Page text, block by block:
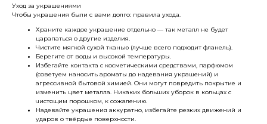
Уход за украшениями
Чтобы украшения были с вами долго: правила ухода.
Храните каждое украшение отдельно — так металл не будет
царапаться о другие изделия.
Чистите мягкой сухой тканью (лучше всего подходит фланель).
Берегите от воды и высокой температуры.
Избегайте контакта с косметическими средствами, парфюмом
(советуем наносить ароматы до надевания украшений) и
агрессивной бытовой химией. Они могут повредить покрытие и
изменить цвет металла. Никаких больших уборок в кольцах с
чистящим порошком, к сожалению.
Надевайте украшения аккуратно, избегайте резких движений и
ударов о твёрдые поверхности.